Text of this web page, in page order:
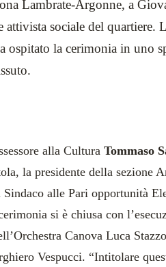
Lambrate-Argonne, a
sociale del quartiere.
ospitato la cerimonia in uno
alla Cultura Tommaso
la presidente della sezione
alle Pari opportunità
si è chiusa con
Canova Luca
Vespucci. “Intitolare